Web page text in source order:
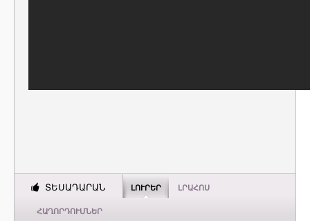
ՏԵՍԱԴԱՐԱՆ ԼՈՒՐԵՐ ԼՐԱՀՈՍ
ՀԱՂՈՐԴՈՒՄՆԵՐ